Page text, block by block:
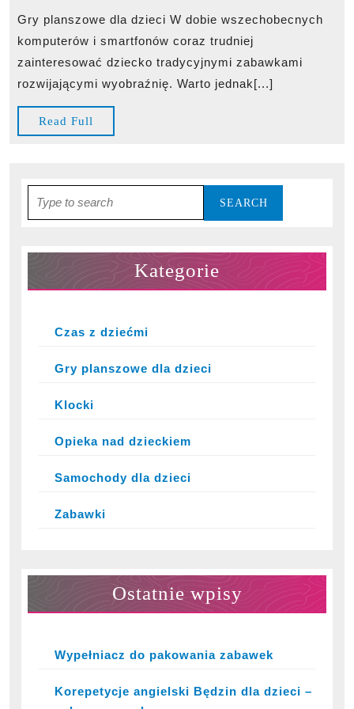
dzieci
–
dlaczego
warto?
11
Gry planszowe dla dzieci W dobie wszechobecnych
komputerów i smartfonów coraz trudniej
zainteresować dziecko tradycyjnymi zabawkami
rozwijającymi wyobraźnię. Warto jednak[...]
Read Full
Full
for:
Kategorie
Czas z dziećmi
Gry planszowe dla dzieci
Klocki
Opieka nad dzieckiem
Samochody dla dzieci
Zabawki
Ostatnie wpisy
Wypełniacz do pakowania zabawek
Korepetycje angielski Będzin dla dzieci –